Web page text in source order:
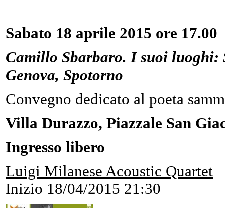
Sabato 18 aprile 2015 ore 17.00
Camillo Sbarbaro. I suoi luoghi:
Genova, Spotorno
Convegno dedicato al poeta
Villa Durazzo, Piazzale San
Ingresso libero
Luigi Milanese Acoustic Quartet
Inizio 18/04/2015 21:30